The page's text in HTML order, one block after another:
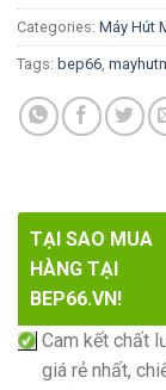
Categories: Máy Hút
Tags: bep66
TẠI SAO MUA
HÀNG TẠI
BEP66.VN!
Cam kết chất
giá rẻ nhất,